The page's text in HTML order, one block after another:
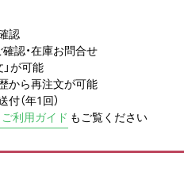
認
確認・在庫お問合せ
」が可能
から再注文が可能
（年1回）
利用ガイド もご覧ください